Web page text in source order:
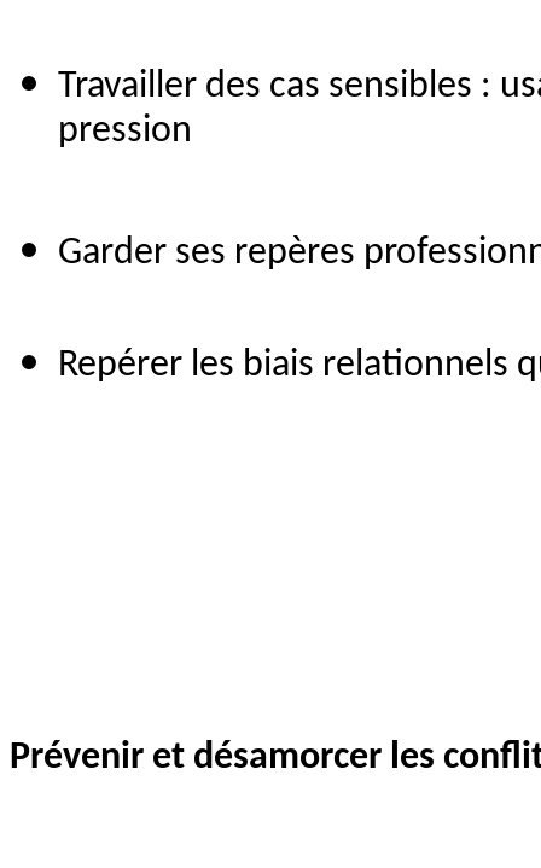
Travailler des cas sensibles :
pression
Garder ses repères
Repérer les biais relationnels
Prévenir et désamorcer les